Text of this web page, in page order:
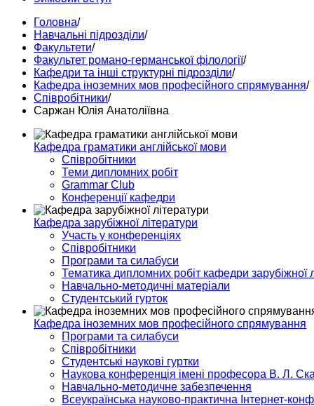
Головна/
Навчальні підрозділи/
Факультети/
Факультет романо-германської філології/
Кафедри та інші структурні підрозділи/
Кафедра іноземних мов професійного спрямування/
Співробітники/
Саржан Юлія Анатоліївна
Кафедра граматики англійської мови
Співробітники
Теми дипломних робіт
Grammar Club
Конференції кафедри
Кафедра зарубіжної літератури
Участь у конференціях
Співробітники
Програми та силабуси
Тематика дипломних робіт кафедри зарубіжної
Навчально-методичні матеріали
Студентський гурток
Кафедра іноземних мов професійного спрямування
Програми та силабуси
Співробітники
Студентські наукові гуртки
Наукова конференція імені професора В. Л.
Навчально-методичне забезпечення
Всеукраїнська науково-практична Інтернет-